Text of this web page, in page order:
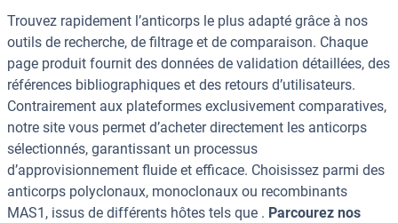
Trouvez rapidement l’anticorps le plus adapté grâce à nos
outils de recherche, de filtrage et de comparaison. Chaque
page produit fournit des données de validation détaillées, des
références bibliographiques et des retours d’utilisateurs.
Contrairement aux plateformes exclusivement comparatives,
notre site vous permet d’acheter directement les anticorps
sélectionnés, garantissant un processus
d’approvisionnement fluide et efficace. Choisissez parmi des
anticorps polyclonaux, monoclonaux ou recombinants
MAS1, issus de différents hôtes tels que . Parcourez nos